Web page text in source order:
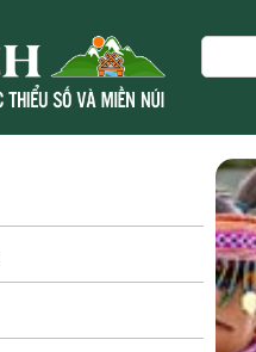
Search